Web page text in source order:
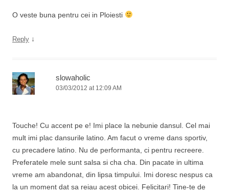
O veste buna pentru cei in Ploiesti
Reply ↓
slowaholic
03/03/2012 at 12:09 AM
Touche! Cu accent pe e! Imi place la nebunie dansul. Cel mai
mult imi plac dansurile latino. Am facut o vreme dans sportiv,
cu precadere latino. Nu de performanta, ci pentru recreere.
Preferatele mele sunt salsa si cha cha. Din pacate in ultima
vreme am abandonat, din lipsa timpului. Imi doresc nespus ca
la un moment dat sa reiau acest obicei. Felicitari! Tine-te de